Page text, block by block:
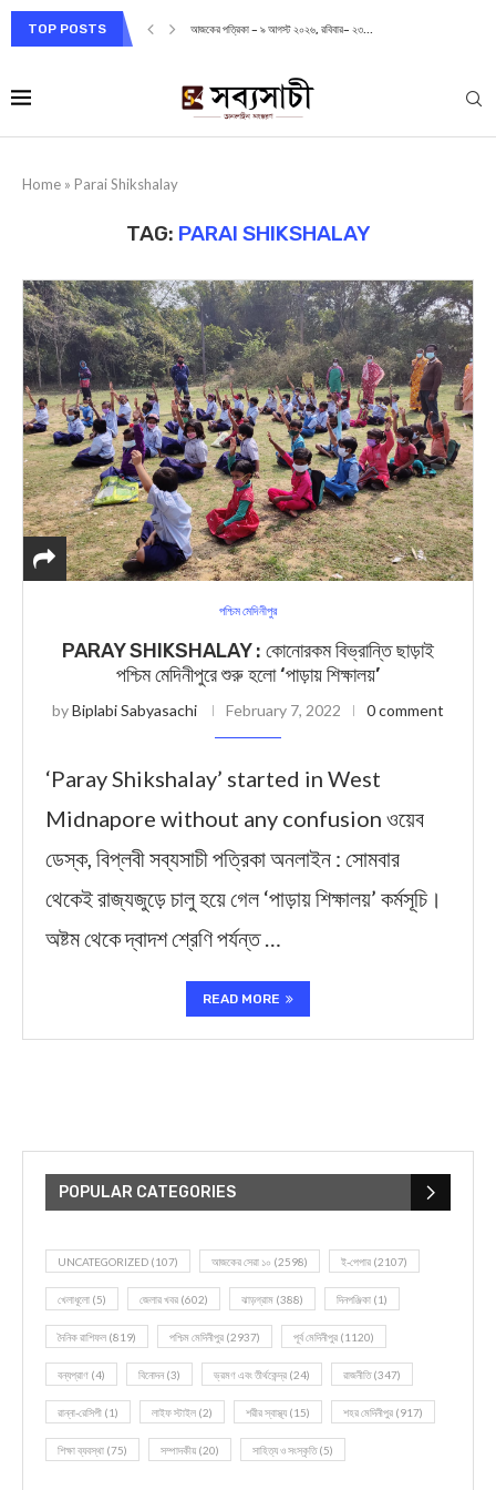
TOP POSTS আজকের পত্রিকা – ৯ আগস্ট ২০২৬, রবিবার– ২৩...
Home » Parai Shikshalay
TAG: PARAI SHIKSHALAY
পশ্চিম মেদিনীপুর
PARAY SHIKSHALAY : কোনোরকম বিভ্রান্তি ছাড়াই
পশ্চিম মেদিনীপুরে শুরু হলো ‘পাড়ায় শিক্ষালয়’
byBiplabi Sabyasachi February 7, 2022 0 comment
‘Paray Shikshalay’ started in West
Midnapore without any confusion ওয়েব
ডেস্ক, বিপ্লবী সব্যসাচী পত্রিকা অনলাইন : সোমবার
থেকেই রাজ্যজুড়ে চালু হয়ে গেল ‘পাড়ায় শিক্ষালয়’ কর্মসূচি।
অষ্টম থেকে দ্বাদশ শ্রেণি পর্যন্ত …
READ MORE
POPULAR CATEGORIES
UNCATEGORIZED (107) আজকের সেরা ১০ (2598) ই-পেপার (2107)
খেলাধূলো (5) জেলার খবর (602) ঝাড়গ্রাম (388) দিনপঞ্জিকা (1)
দৈনিক রাশিফল (819) পশ্চিম মেদিনীপুর (2937) পূর্ব মেদিনীপুর (1120)
বন্যপ্রাণ (4) বিনোদন(3) ভ্রমণ এবং তীর্থকেন্দ্র (24) রাজনীতি(347)
রান্না-রেসিপী (1) লাইফ স্টাইল (2) শরীর স্বাস্থ্য (15) শহর মেদিনীপুর (917)
শিক্ষা ব্যবস্থা (75) সম্পাদকীয় (20) সাহিত্য ও সংস্কৃতি(5)